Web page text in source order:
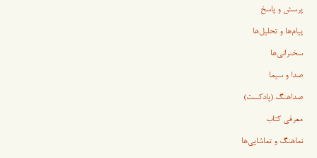
پرسش و پاسخ
پیام‌ها و تحلیل‌ها
سخنرانی‏‏‌ها
صدا و سیما
صداهنگ (پادکست)
معرفی کتاب
نماهنگ و تماشایی‌ها